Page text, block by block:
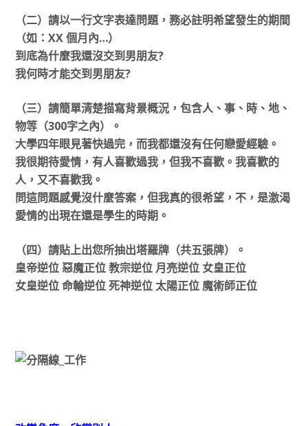
（二）請以一行文字表達問題，務必註明希望發生的期間
（如：XX 個月內…）
到底為什麼我還沒交到男朋友?
我何時才能交到男朋友?
（三）請簡單清楚描寫背景概況，包含人、事、時、地、
物等（300字之內）。
大學四年眼見著快過完，而我都還沒有任何戀愛經驗。
我很期待愛情，有人喜歡過我，但我不喜歡。我喜歡的
人，又不喜歡我。
問這問題感覺沒什麼答案，但我真的很希望，不，是激渴
愛情的出現在還是學生的時期。
（四）請貼上出您所抽出塔羅牌（共五張牌）。
皇帝逆位 惡魔正位 教宗逆位 月亮逆位 女皇正位
女皇逆位 命輪逆位 死神逆位 太陽正位 魔術師正位